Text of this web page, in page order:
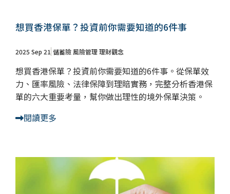
想買香港保單？投資前你需要知道的6件事
2025 Sep 21 儲蓄險 風險管理 理財觀念
想買香港保單？投資前你需要知道的6件事。從保單效
力、匯率風險、法律保障到理賠實務，完整分析香港保
單的六大重要考量，幫你做出理性的境外保單決策。
閱讀更多